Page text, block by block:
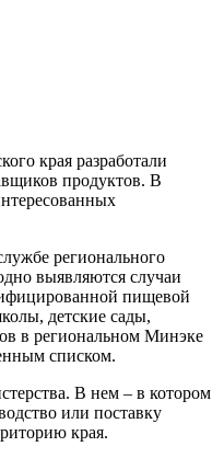
края разработали
продуктов. В
регионального
выявляются случаи
пищевой
детские сады,
в региональном Минэке
списком.
В нем – в котором
или поставку
края.